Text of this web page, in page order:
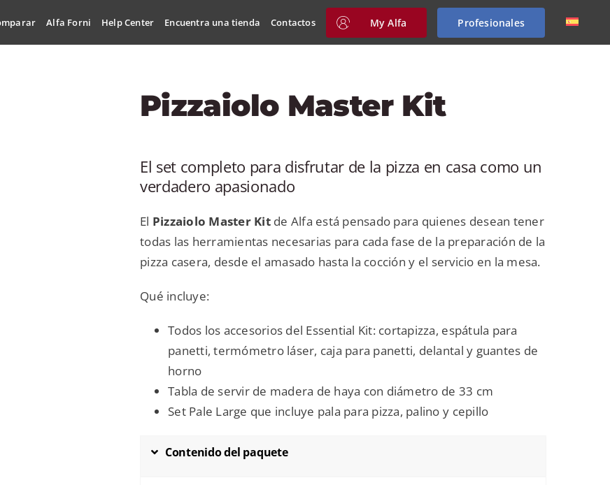
Alfa Forni Help Center Encuentra una tienda Contactos My Alfa Profesionales
Pizzaiolo Master Kit
El set completo para disfrutar de la pizza en casa como un
verdadero apasionado
El Pizzaiolo Master Kitde Alfa está pensado para quienes desean tener
todas las herramientas necesarias para cada fase de la preparación de la
pizza casera, desde el amasado hasta la cocción y el servicio en la mesa.
Qué incluye:
Todos los accesorios del Essential Kit: cortapizza, espátula para
panetti, termómetro láser, caja para panetti, delantal y guantes de
horno
Tabla de servir de madera de haya con diámetro de 33 cm
Set Pale Large que incluye pala para pizza, palino y cepillo
Contenido del paquete